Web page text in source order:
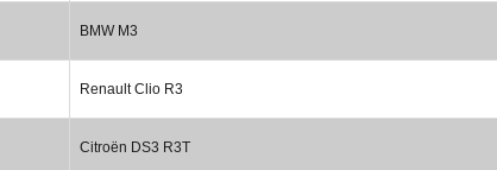
BMW M3
Renault Clio R3
Citroën DS3 R3T